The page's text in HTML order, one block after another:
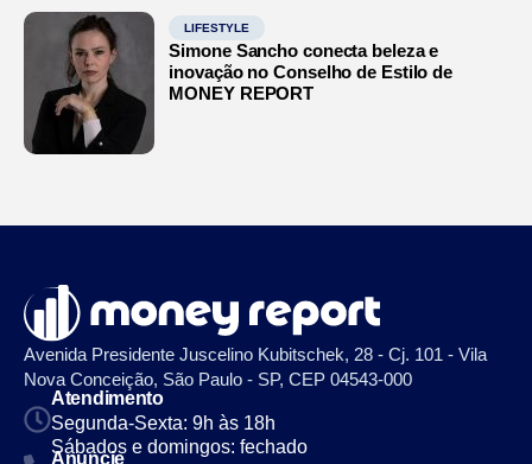
LIFESTYLE
Simone Sancho conecta beleza e
inovação no Conselho de Estilo de
MONEY REPORT
Avenida Presidente Juscelino Kubitschek, 28 - Cj. 101 - Vila
Nova Conceição, São Paulo - SP, CEP 04543-000
Atendimento
Segunda-Sexta: 9h às 18h
Sábados e domingos: fechado
Anuncie